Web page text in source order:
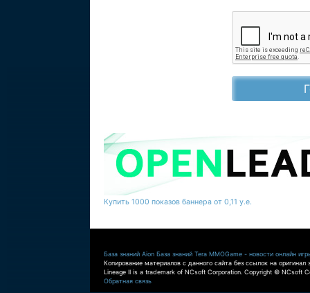
Купить 1000 показов баннера от 0,11 у.е.
База знаний Aion База знаний Tera MMOGame - новости онлайн
Копирование материалов с данного сайта без ссылок на оригинал
Lineage II is a trademark of NCsoft Corporation. Copyright © NCsoft
Обратная связь